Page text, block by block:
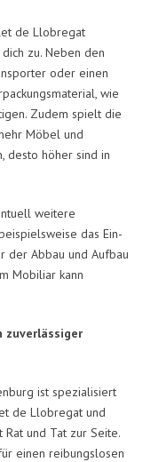
de Llobregat
zu. Neben den
oder einen
wie
Zudem spielt die
Möbel und
desto höher sind in
weitere
das Ein-
der Abbau und Aufbau
Mobiliar kann
zuverlässiger
ist spezialisiert
de Llobregat und
und Tat zur Seite.
einen reibungslosen